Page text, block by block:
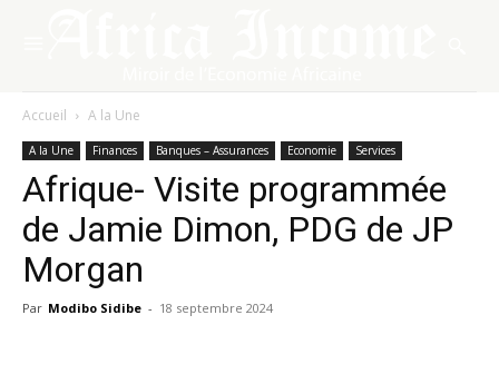
Accueil A la Une
A la Une Finances Banques – Assurances Economie Services
Afrique- Visite programmée
de Jamie Dimon, PDG de JP
Morgan
Par Modibo Sidibe - 18 septembre 2024